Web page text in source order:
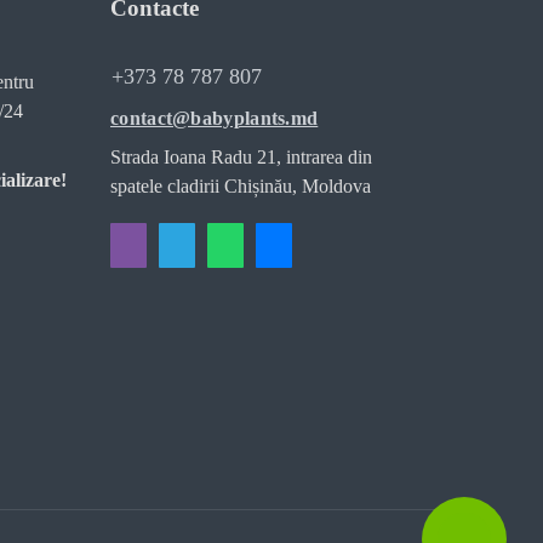
24
Contacte
+373 78 787 807
contact@babyplants.md
Strada Ioana Radu 21, intrarea din
spatele cladirii Chișinău, Moldova